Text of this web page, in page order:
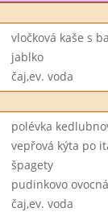
vločková kaše s
jablko
čaj,ev. voda
polévka
vepřová kýta po
špagety
pudinkovo
čaj,ev. voda